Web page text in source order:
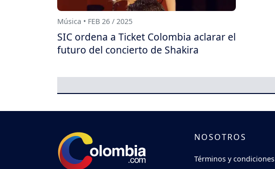
Música • FEB 26 / 2025
SIC ordena a Ticket Colombia aclarar el
futuro del concierto de Shakira
NOSOTROS
Términos y condiciones